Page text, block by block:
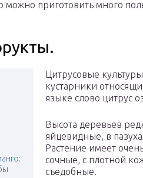
можно приготовить много
Цитрусовые
кустарники
языке слово цитрус
Высота деревьев
яйцевидные, в
Растение имеет
сочные, с плотной
съедобные.